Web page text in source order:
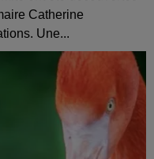
Catherine
Une...